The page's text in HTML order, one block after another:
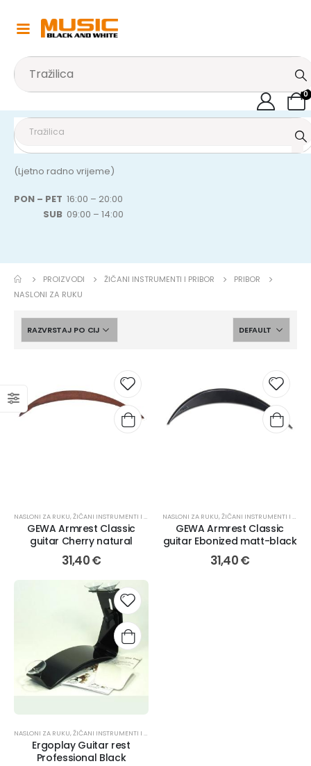
0
(Ljetno radno vrijeme)
PON – PET 16:00 – 20:00
SUB 09:00 – 14:00
PROIZVODI ŽIČANI INSTRUMENTI I PRIBOR
PRIBOR
NASLONI ZA RUKU
NASLONI ZA RUKU,ŽIČANI INSTRUMENTI I PRIBOR ,PRIBOR
GEWA Armrest Classic
guitar Cherry natural
31,40€
NASLONI ZA RUKU,ŽIČANI INSTRUMENTI I PRIBOR
GEWA Armrest Classic
guitar Ebonized matt-black
31,40€
NASLONI ZA RUKU,ŽIČANI INSTRUMENTI I PRIBOR
Ergoplay Guitar rest
Professional Black